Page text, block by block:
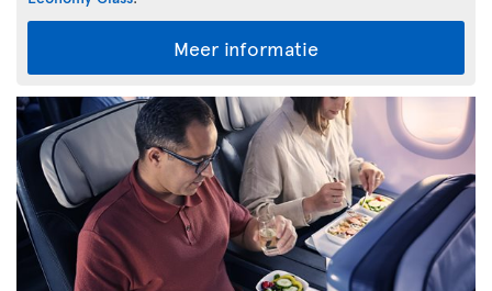
Meer informatie